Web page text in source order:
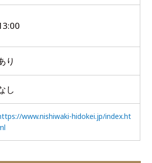
り
し
www.nishiwaki-hidokei.jp/index.ht